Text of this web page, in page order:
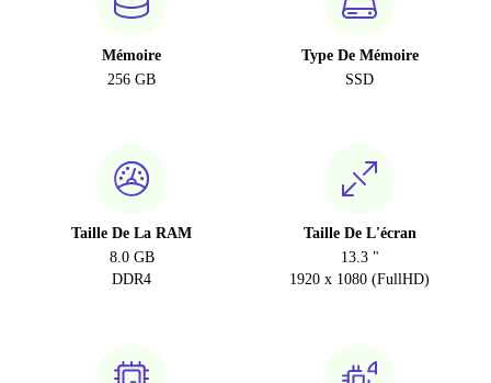
Mémoire
256 GB
Type De Mémoire
SSD
Taille De La RAM
8.0 GB
DDR4
Taille De L'écran
13.3 "
1920 x 1080 (FullHD)